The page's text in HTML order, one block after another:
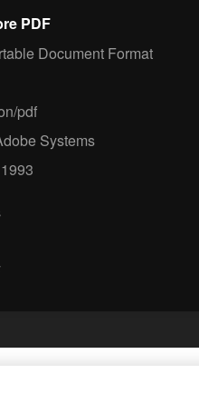
PDF
Document Format
pdf
Systems
1993